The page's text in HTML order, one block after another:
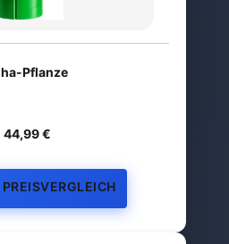
Pflanze
44,99 €